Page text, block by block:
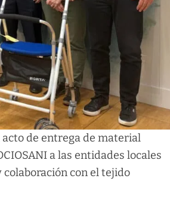
de entrega de material
a las entidades locales
colaboración con el tejido